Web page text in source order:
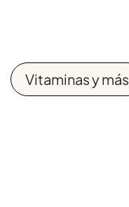
Vitaminas y más